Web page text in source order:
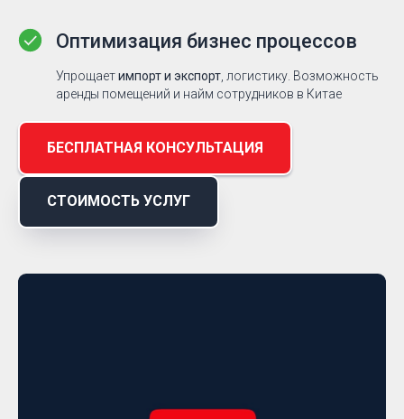
Оптимизация бизнес процессов
Упрощаетимпорт и экспорт , логистику. Возможность
аренды помещений и найм сотрудников в Китае
БЕСПЛАТНАЯ КОНСУЛЬТАЦИЯ
СТОИМОСТЬ УСЛУГ